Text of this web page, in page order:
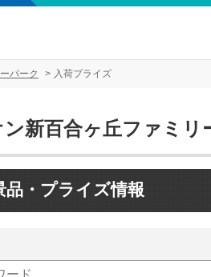
パーク 入荷プライズ
新百合ヶ丘ファミリ
品・プライズ情報